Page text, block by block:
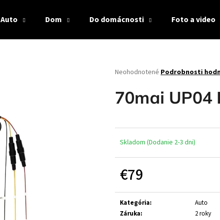
Auto Dom Do domácnosti Foto a video
Priemerné
produktu
je
5
hviezdičiek.
Neohodnotené Podrobnosti
70mai UP04
Skladom (Dodanie 2-3 dni)
€79
cena:
Kategória:
Auto
Záruka:
2 roky
HĽADAŤ